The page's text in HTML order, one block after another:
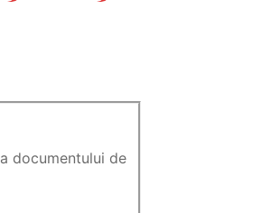
documentului de